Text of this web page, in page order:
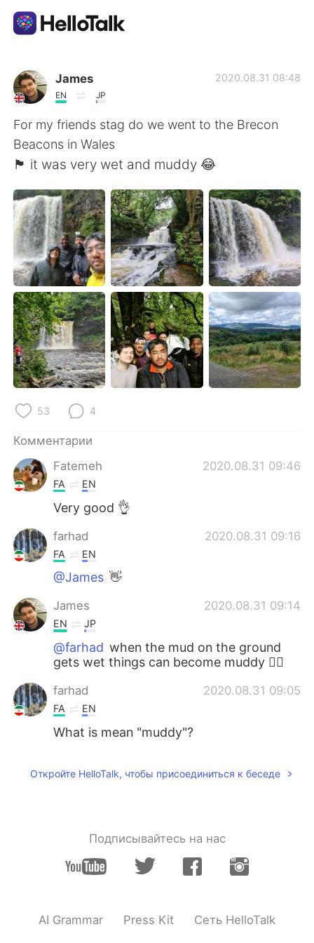
Приложение для Языкового Обмена
AI Grammar Checker
Русский
English 简体中文
繁體中文 Español
العربية Français
Deutsch 日本語
한국어 ไทย
Indonesia Italiano
Português
James
EN JP
2020.08.31 08:48
For my friends stag do we went to the Brecon
Beacons in Wales
🏴󠁧󠁢󠁷󠁬󠁳󠁿 it was very wet and muddy 😂
53 4
Комментарии
Fatemeh
2020.08.31 09:46
FA EN
Very good 👌
farhad 2020.08.31 09:16
FA EN
@James 👋
James 2020.08.31 09:14
EN JP
@farhad when the mud on the ground
gets wet things can become muddy 👍🏻
farhad 2020.08.31 09:05
FA EN
What is mean "muddy"?
Откройте HelloTalk, чтобы присоединиться к беседе
Подписывайтесь на нас
AI Grammar Press Kit Сеть HelloTalk